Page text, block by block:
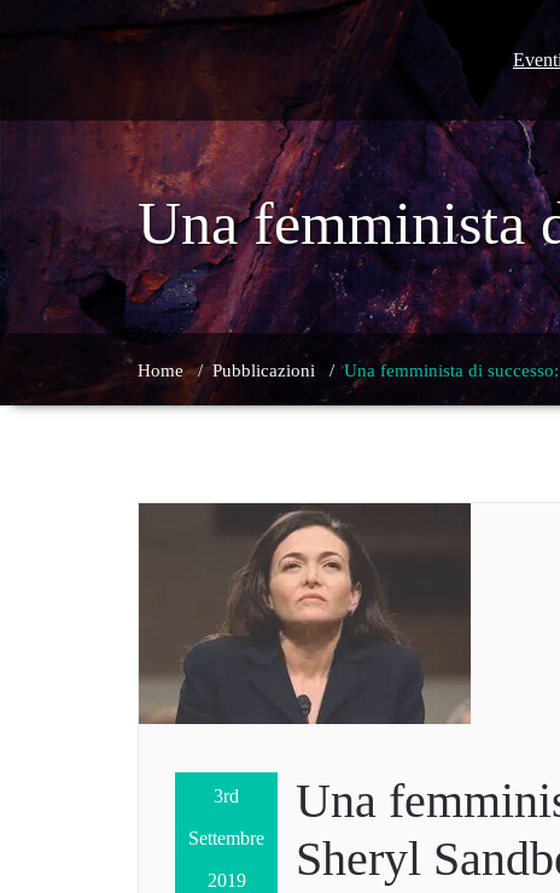
Eventi
Una femminista
Home/Pubblicazioni /Una femminista di
3rd
Settembre
2019
Una
Sheryl